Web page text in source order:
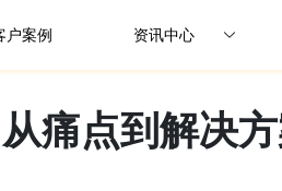
户案例 资讯中心
行业资讯
痛点到解决